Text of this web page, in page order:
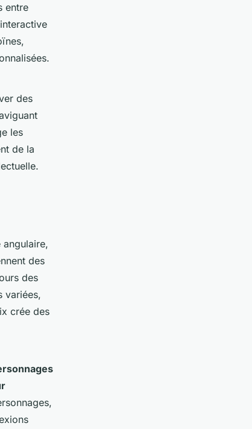
entre
des
les
de la
angulaire,
des
des
variées,
crée des